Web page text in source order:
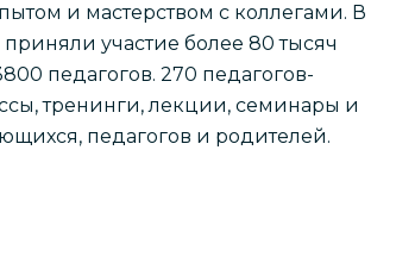
и мастерством с коллегами. В
участие более 80 тысяч
педагогов. 270 педагогов-
тренинги, лекции, семинары и
педагогов и родителей.